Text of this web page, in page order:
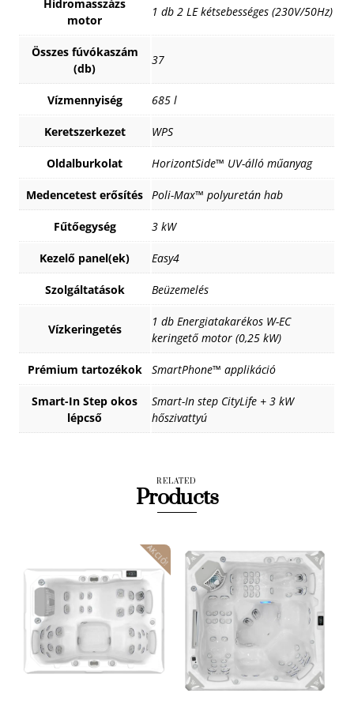
Hidromasszázs
motor
1 db 2 LE kétsebességes (230V/50Hz)
Összes fúvókaszám
(db)
37
Vízmennyiség 685 l
Keretszerkezet WPS
Oldalburkolat HorizontSide™ UV-álló műanyag
Medencetest erősítés Poli-Max™ polyuretán hab
Fűtőegység 3 kW
Kezelő panel(ek) Easy4
Szolgáltatások Beüzemelés
Vízkeringetés
1 db Energiatakarékos W-EC
keringető motor (0,25 kW)
Prémium tartozékok SmartPhone™ applikáció
Smart-In Step okos
lépcső
Smart-In step CityLife + 3 kW
hőszivattyú
RELATED
Products
AKCIÓ!